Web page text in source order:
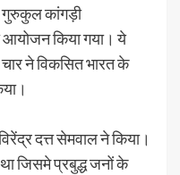
गुरुकुल कांगड़ी
आयोजन किया गया। ये
चार ने विकसित भारत के
दत्त सेमवाल ने किया।
जिसमे प्रबुद्ध जनों के